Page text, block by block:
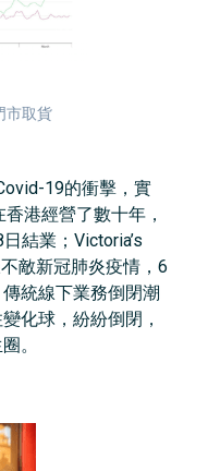
市取貨
19的衝擊，實
港經營了數十年，
結業；Victoria’s
敵新冠肺炎疫情，6
統線下業務倒閉潮
化球，紛紛倒閉，
。